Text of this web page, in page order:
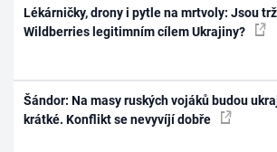
Lékárničky, drony i pytle na mrtvoly: Jsou
Wildberries legitimním cílem Ukrajiny?
Šándor: Na masy ruských vojáků budou
krátké. Konflikt se nevyvíjí dobře